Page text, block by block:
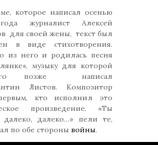
которое написал осенью
журналист Алексей
для своей жены, текст был
в виде стихотворения.
из него и родилась песня
музыку для которой
позже написал
Листов. Композитор
кто исполнил это
произведение. «Ты
далеко, далеко…» пели те,
по обе стороны войны.